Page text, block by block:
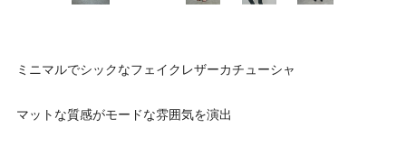
ミニマルでシックなフェイクレザーカチューシャ
マットな質感がモードな雰囲気を演出